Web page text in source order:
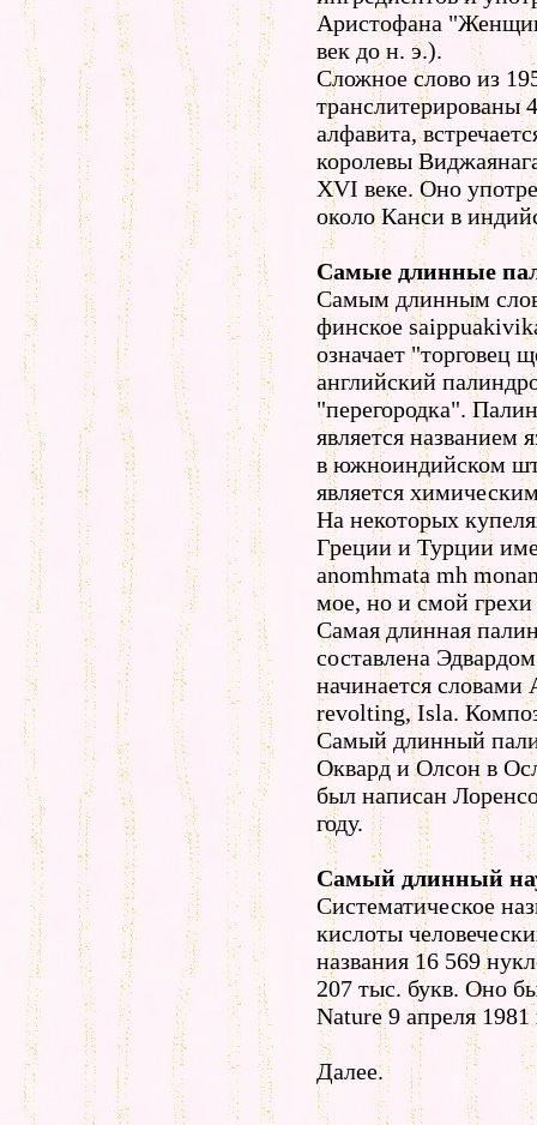
Аристофана
век до н. э.).
Сложное слово из
транслитерированы
алфавита,
королевы
XVI веке. Оно
около Канси в
Самые длинные
Самым длинным
финское
означает
английский
"перегородка".
является названием
в южноиндийском
является
На некоторых
Греции и Турции
anomhmata mh
мое, но и смой
Самая длинная
составлена
начинается
revolting, Isla.
Самый длинный
Оквард и Олсон в
был написан
году.
Самый длинный
Систематическое
кислоты
названия 16 569
207 тыс. букв. Оно
Nature 9 апреля 1981
Далее.